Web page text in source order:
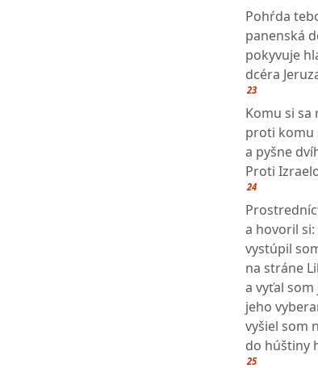
Pohŕda
panenská
pokyvuje
dcéra
23
Komu si sa
proti komu
a pyšne
Proti
24
a hovoril
vystúpil
na stráne
a vyťal som
jeho
vyšiel som
do húštiny
25